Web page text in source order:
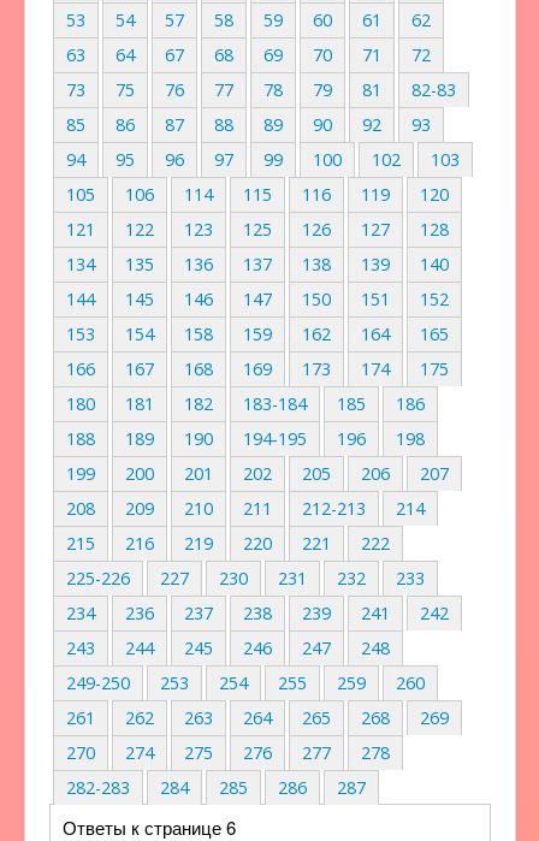
53
54 57 58 59 60 61
62
63
64 67 68 69 70 71
72
73
75 76 77 78 79 81
82-83
85
86 87 88 89 90 92
93
94
95 96 97 99 100 102
103
105
106 114 115 116 119
120
121
122 123 125 126 127
128
134
135 136 137 138 139
140
144
145 146 147 150 151
152
153
154 158 159 162 164
165
166
167 168 169 173 174
175
180
181 182 183-184 185
186
188
189 190 194-195 196
198
199
200 201 202 205 206
207
208
209 210 211 212-213
214
215
216 219 220 221
222
225-226
227 230 231 232
233
234
236 237 238 239 241
242
243
244 245 246 247
248
249-250
253 254 255 259
260
261
262 263 264 265 268
269
270
274 275 276 277
278
282-283
284 285 286 287
Ответы к странице 6